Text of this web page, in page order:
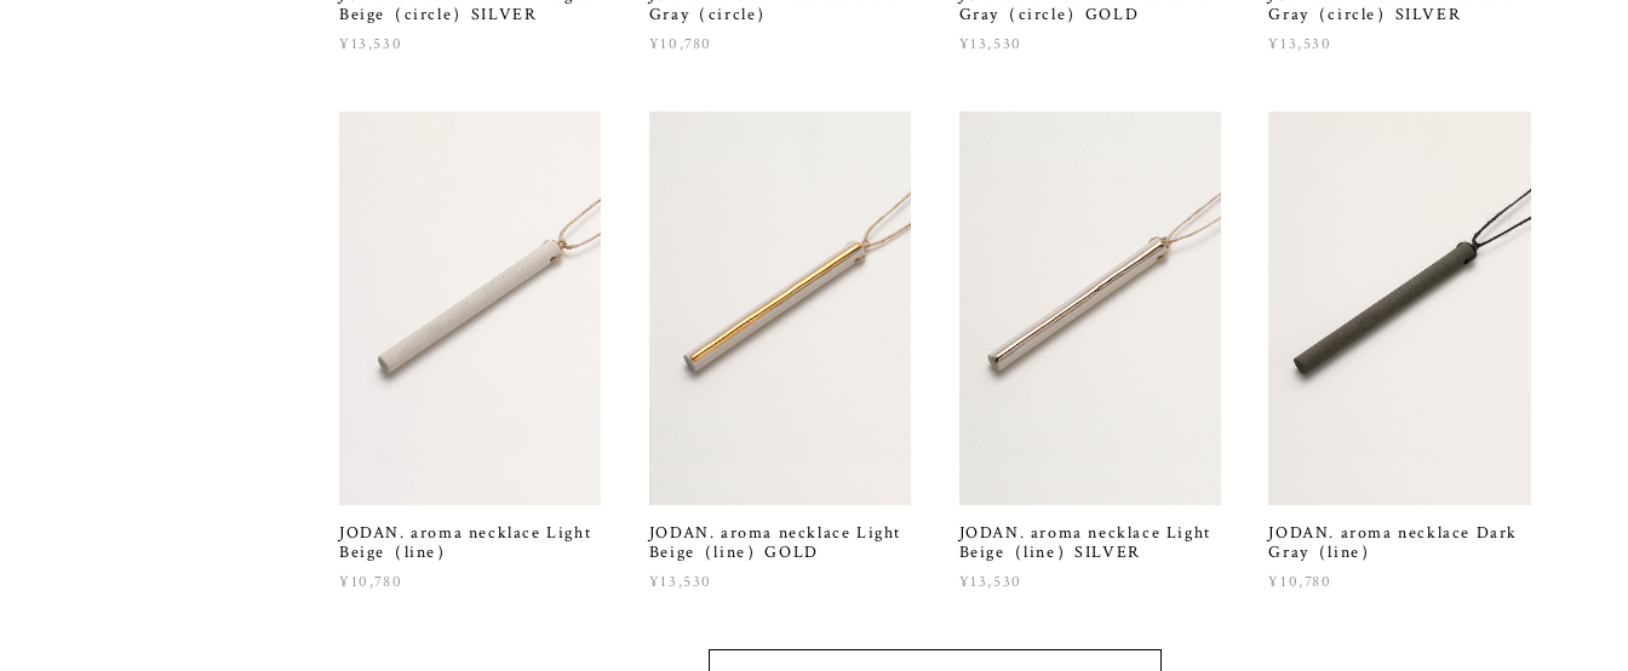
Beige（circle）SILVER
¥13,530
Gray（circle）
¥10,780
Gray（circle）GOLD
¥13,530
Gray（circle）SILVER
¥13,530
JODAN. aroma necklace Light
Beige（line）
¥10,780
JODAN. aroma necklace Light
Beige（line）GOLD
¥13,530
JODAN. aroma necklace Light
Beige（line）SILVER
¥13,530
JODAN. aroma necklace Dark
Gray（line）
¥10,780